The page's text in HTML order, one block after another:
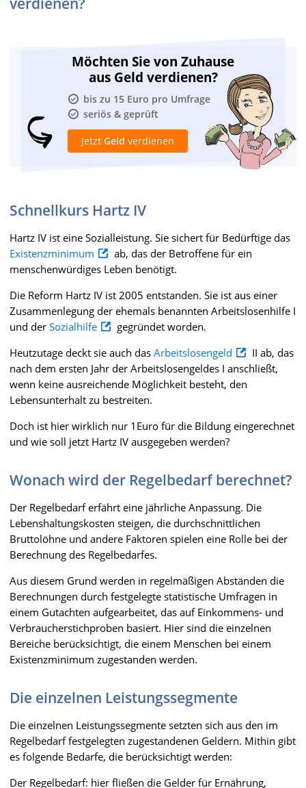
Möchten Sie von Zuhause
aus Geld verdienen?
bis zu 15 Euro pro Umfrage
seriös & geprüft
Jetzt Geld verdienen
Schnellkurs Hartz IV
Hartz IV ist eine Sozialleistung. Sie sichert für Bedürftige das
Existenzminimum
ab, das der Betroffene für ein
menschenwürdiges Leben benötigt.
Die Reform Hartz IV ist 2005 entstanden. Sie ist aus einer
Zusammenlegung der ehemals benannten Arbeitslosenhilfe I
und der Sozialhilfe
gegründet worden.
Heutzutage deckt sie auch das Arbeitslosengeld
II ab, das
nach dem ersten Jahr der Arbeitslosengeldes I anschließt,
wenn keine ausreichende Möglichkeit besteht, den
Lebensunterhalt zu bestreiten.
Doch ist hier wirklich nur 1Euro für die Bildung eingerechnet
und wie soll jetzt Hartz IV ausgegeben werden?
Wonach wird der Regelbedarf berechnet?
Der Regelbedarf erfährt eine jährliche Anpassung. Die
Lebenshaltungskosten steigen, die durchschnittlichen
Bruttolöhne und andere Faktoren spielen eine Rolle bei der
Berechnung des Regelbedarfes.
Aus diesem Grund werden in regelmäßigen Abständen die
Berechnungen durch festgelegte statistische Umfragen in
einem Gutachten aufgearbeitet, das auf Einkommens- und
Verbraucherstichproben basiert. Hier sind die einzelnen
Bereiche berücksichtigt, die einem Menschen bei einem
Existenzminimum zugestanden werden.
Die einzelnen Leistungssegmente
Die einzelnen Leistungssegmente setzten sich aus den im
Regelbedarf festgelegten zugestandenen Geldern. Mithin gibt
es folgende Bedarfe, die berücksichtigt werden:
Der Regelbedarf: hier fließen die Gelder für Ernährung,